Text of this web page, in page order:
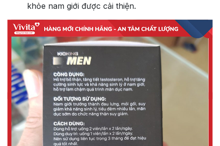
khỏe nam giới được cải thiện.